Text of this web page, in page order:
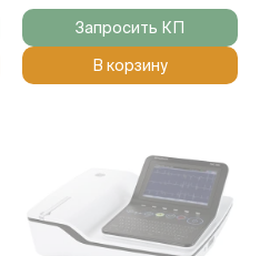
Запросить КП
В корзину